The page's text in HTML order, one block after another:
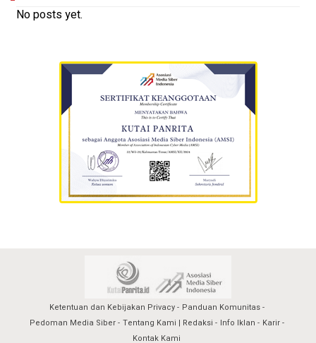
No posts yet.
Ketentuan dan Kebijakan Privacy
Panduan Komunitas
Pedoman Media Siber
Tentang Kami | Redaksi Info Iklan
Karir
Kontak Kami